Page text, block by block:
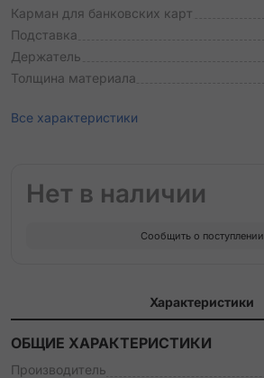
Карман для банковских карт
Подставка
Держатель
Толщина материала
Все характеристики
Нет в наличии
Сообщить о поступлении
Характеристики
ОБЩИЕ ХАРАКТЕРИСТИКИ
Производитель